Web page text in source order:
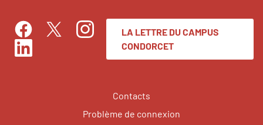
FacebookTwitterInstagram
LinkedIn
LA LETTRE DU CAMPUS
CONDORCET
Contacts
Problème de connexion